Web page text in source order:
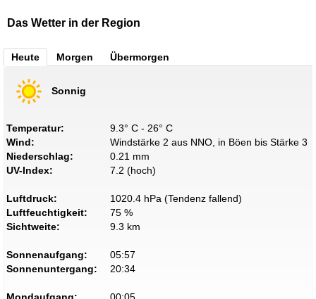
Das Wetter in der Region
Heute Morgen Übermorgen
Sonnig
Temperatur:
9.3° C - 26° C
Wind:
Windstärke 2 aus NNO, in Böen bis Stärke 3
Niederschlag:
0.21 mm
UV-Index:
7.2 (hoch)
Luftdruck:
1020.4 hPa (Tendenz fallend)
Luftfeuchtigkeit:
75 %
Sichtweite:
9.3 km
Sonnenaufgang:
05:57
Sonnenuntergang:
20:34